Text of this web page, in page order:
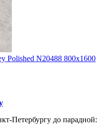
Polished N20488 800x1600
Петербургу до парадной: